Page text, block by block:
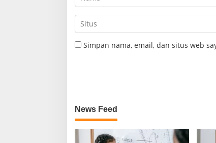
Simpan nama, email, dan situs web
News Feed